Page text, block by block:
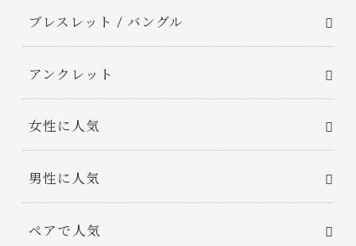
ブレスレット / バングル
アンクレット
女性に人気
男性に人気
ペアで人気